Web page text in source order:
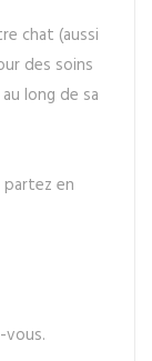
chat (aussi
des soins
long de sa
en